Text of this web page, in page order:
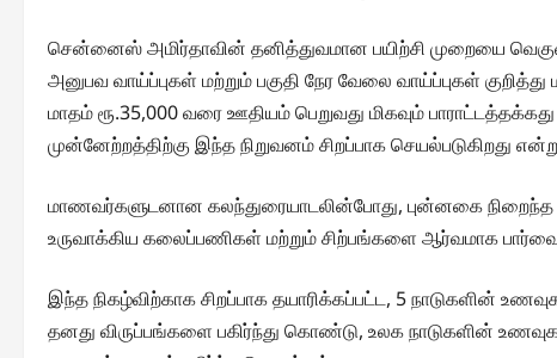
சென்னைஸ் அமிர்தாவின் தனித்துவமான பயிற்சி முறையை
அனுபவ வாய்ப்புகள் மற்றும் பகுதி நேர வேலை வாய்ப்புகள்
மாதம் ரூ.35,000 வரை ஊதியம் பெறுவது மிகவும்
முன்னேற்றத்திற்கு இந்த நிறுவனம் சிறப்பாக செயல்படுகிறது
மாணவர்களுடனான கலந்துரையாடலின்போது, புன்னகை
உருவாக்கிய கலைப்பணிகள் மற்றும் சிற்பங்களை ஆர்வமாக
இந்த நிகழ்விற்காக சிறப்பாக தயாரிக்கப்பட்ட, 5 நாடுகளின்
தனது விருப்பங்களை பகிர்ந்து கொண்டு, உலக நாடுகளின்